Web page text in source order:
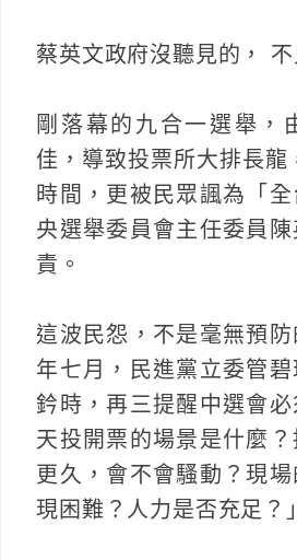
蔡英文政府沒聽見的， 不
剛落幕的九合一選舉，
佳，導致投票所大排長龍
時間，更被民眾諷為「
央選舉委員會主任委員
責。
這波民怨，不是毫無預
年七月，民進黨立委管
鈐時，再三提醒中選會
天投開票的場景是什麼
更久，會不會騷動？現
現困難？人力是否充足？」